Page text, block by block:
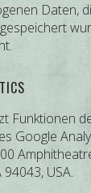
Daten,
Funktionen
Google
USA.